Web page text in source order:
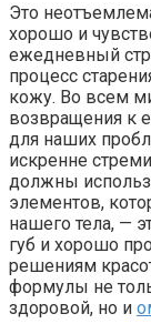
Это
хорошо и
ежедневный
процесс
кожу. Во всем
возвращения к
для наших
искренне
должны
элементов,
нашего тела, —
губ и хорошо
решениям
формулы не
здоровой, но и